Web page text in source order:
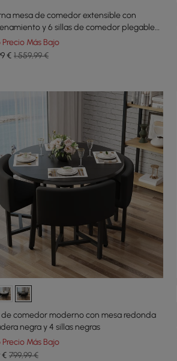
mesa de comedor extensible con
y 6 sillas de comedor plegables
de madera maciza
Precio Más Bajo
€ 1.559,99 €
de comedor moderno con mesa redonda
negra y 4 sillas negras
Precio Más Bajo
€ 799,99 €